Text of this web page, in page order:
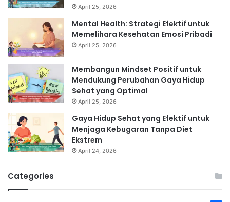
April 25, 2026
Mental Health: Strategi Efektif untuk
Memelihara Kesehatan Emosi Pribadi
April 25, 2026
Membangun Mindset Positif untuk
Mendukung Perubahan Gaya Hidup
Sehat yang Optimal
April 25, 2026
Gaya Hidup Sehat yang Efektif untuk
Menjaga Kebugaran Tanpa Diet
Ekstrem
April 24, 2026
Categories